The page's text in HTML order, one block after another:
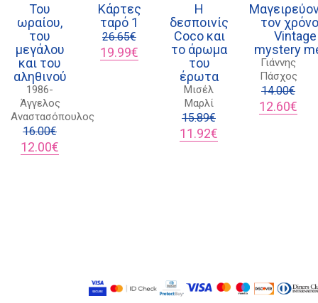
Του
ωραίου,
του
μεγάλου
και του
αληθινού
1986-
Άγγελος
Αναστασόπουλος
16.00€
Original
price
12.00€
τρέχουσα
Κάρτες
ταρό 1
26.65€
Original
price
19.99€
τρέχουσα
Η
δεσποινίς
Coco και
το άρωμα
του
έρωτα
Μισέλ
Μαρλί
15.89€
Original
price
11.92€
τρέχουσα
τον
Vintage
mystery
Γιάννης
Πάσχος
14.00€
Original
price
12.60€
21 1750 8340
kombrai.bs@gmail.com
Πολιτική προστασίας δεδομένων
Πολιτική επιστροφών